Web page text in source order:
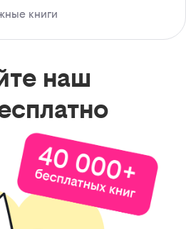
книги
наш